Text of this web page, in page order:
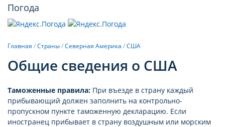
Погода
Главная /Страны/Северная Америка /США
Общие сведения о США
Таможенные правила: При въезде в страну каждый
прибывающий должен заполнить на контрольно-
пропускном пункте таможенную декларацию. Если
иностранец прибывает в страну воздушным или морским